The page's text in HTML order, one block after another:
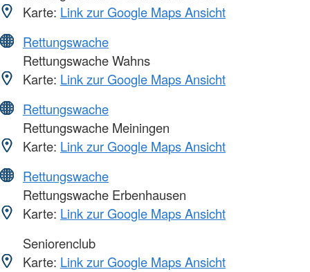
Karte: Link zur Google Maps Ansicht
Rettungswache
Rettungswache Wahns
Karte: Link zur Google Maps Ansicht
Rettungswache
Rettungswache Meiningen
Karte: Link zur Google Maps Ansicht
Rettungswache
Rettungswache Erbenhausen
Karte: Link zur Google Maps Ansicht
Seniorenclub
Karte: Link zur Google Maps Ansicht